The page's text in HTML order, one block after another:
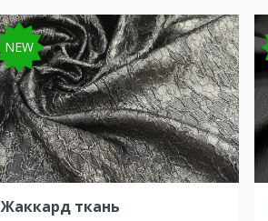
NEW
Жаккард ткань